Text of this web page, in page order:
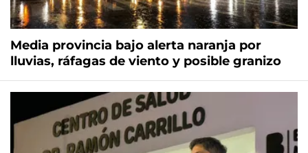
Media provincia bajo alerta naranja por
lluvias, ráfagas de viento y posible granizo